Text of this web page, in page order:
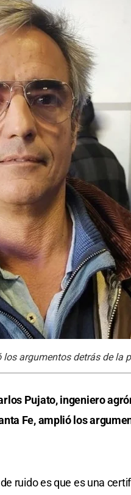
argumentos detrás de la
Pujato, ingeniero
Fe, amplió los
ruido es que es una